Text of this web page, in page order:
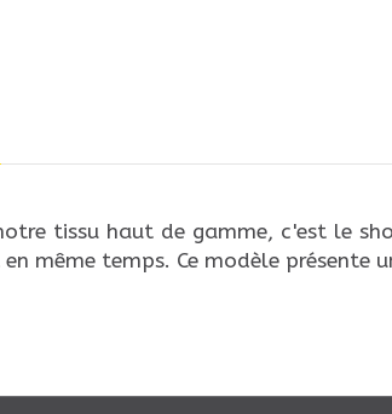
tissu haut de gamme, c'est le
même temps. Ce modèle présente